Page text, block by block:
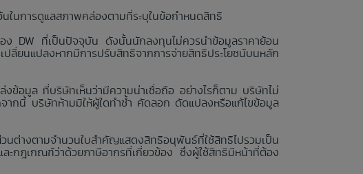
ในการดูแลสภาพคล่องตามที่ระบุในข้อกำหนดสิทธิ
อง DW ที่เป็นปัจจุบัน ดังนั้นนักลงทุนไม่ควรนำข้อมูลราคาย้อน
ลี่ยนแปลงหากมีการปรับสิทธิจากการจ่ายสิทธิประโยชน์บนหลัก
งข้อมูล ที่บริษัทเห็นว่ามีความน่าเชื่อถือ อย่างไรก็ตาม บริษัทไม่
ากนี้ บริษัทห้ามมิให้ผู้ใดทำซ้ำ คัดลอก ดัดแปลงหรือแก้ไขข้อมูล
ต่างตามจำนวนใบสำคัญแสดงสิทธิอนุพันธ์ที่ใช้สิทธิไปรวมเป็น
ะกฎเกณฑ์ว่าด้วยภาษีอากรที่เกี่ยวข้อง ซึ่งผู้ใช้สิทธิมีหน้าที่ต้อง